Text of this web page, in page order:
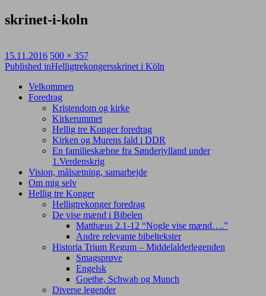
skrinet-i-koln
Posted
on
15.11.2016 Full
size
500 × 357
Post
navigation
Published inHelligtrekongersskrinet i Köln
Velkommen
Foredrag
Kristendom og kirke
Kirkerummet
Hellig tre Konger foredrag
Kirken og Murens fald i DDR
En familieskæbne fra Sønderjylland under
1.Verdenskrig
Vision, målsætning, samarbejde
Om mig selv
Hellig tre Konger
Helligtrekonger foredrag
De vise mænd i Bibelen
Matthæus 2.1-12 “Nogle vise mænd….”
Andre relevante bibeltekster
Historia Trium Regum – Middelalderlegenden
Smagsprøve
Engelsk
Goethe, Schwab og Munch
Diverse legender